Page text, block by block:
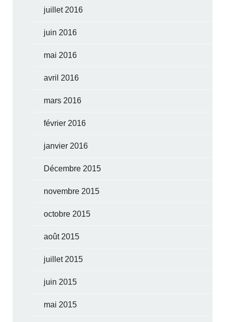
juillet 2016
juin 2016
mai 2016
avril 2016
mars 2016
février 2016
janvier 2016
Décembre 2015
novembre 2015
octobre 2015
août 2015
juillet 2015
juin 2015
mai 2015